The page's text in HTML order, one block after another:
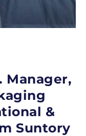
Manager,
&
Suntory